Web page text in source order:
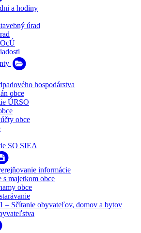
a hodiny
úrad
hospodárstva
obce
ÚRSO
obce
SO SIEA
informácie
s majetkom obce
obce
– Sčítanie obyvateľov, domov a bytov